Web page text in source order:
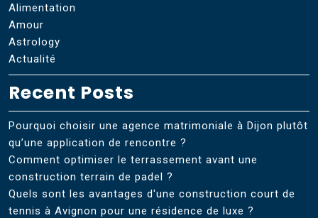
Alimentation
Amour
Astrology
Actualité
Recent Posts
Pourquoi choisir une agence matrimoniale à Dijon plutôt
qu’une application de rencontre ?
Comment optimiser le terrassement avant une
construction terrain de padel ?
Quels sont les avantages d'une construction court de
tennis à Avignon pour une résidence de luxe ?